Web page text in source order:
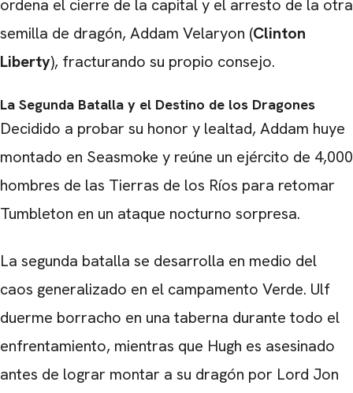
ordena el cierre de la capital y el arresto de la otra
semilla de dragón, Addam Velaryon (Clinton
Liberty), fracturando su propio consejo.
La Segunda Batalla y el Destino de los Dragones
Decidido a probar su honor y lealtad, Addam huye
montado en Seasmoke y reúne un ejército de 4,000
hombres de las Tierras de los Ríos para retomar
Tumbleton en un ataque nocturno sorpresa.
La segunda batalla se desarrolla en medio del
caos generalizado en el campamento Verde. Ulf
duerme borracho en una taberna durante todo el
enfrentamiento, mientras que Hugh es asesinado
antes de lograr montar a su dragón por Lord Jon